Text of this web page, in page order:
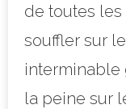
de toutes
souffler sur
interminable
la peine sur